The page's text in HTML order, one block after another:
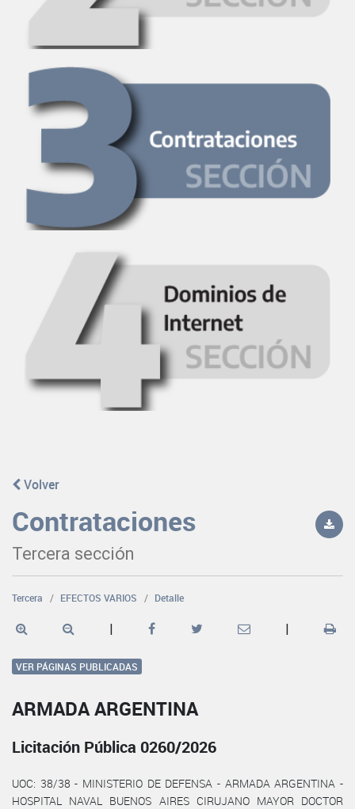
Volver
Contrataciones
Tercera sección
Tercera EFECTOS VARIOS Detalle
| |
VER PÁGINAS PUBLICADAS
ARMADA ARGENTINA
Licitación Pública 0260/2026
UOC: 38/38 - MINISTERIO DE DEFENSA - ARMADA ARGENTINA -
HOSPITAL NAVAL BUENOS AIRES CIRUJANO MAYOR DOCTOR